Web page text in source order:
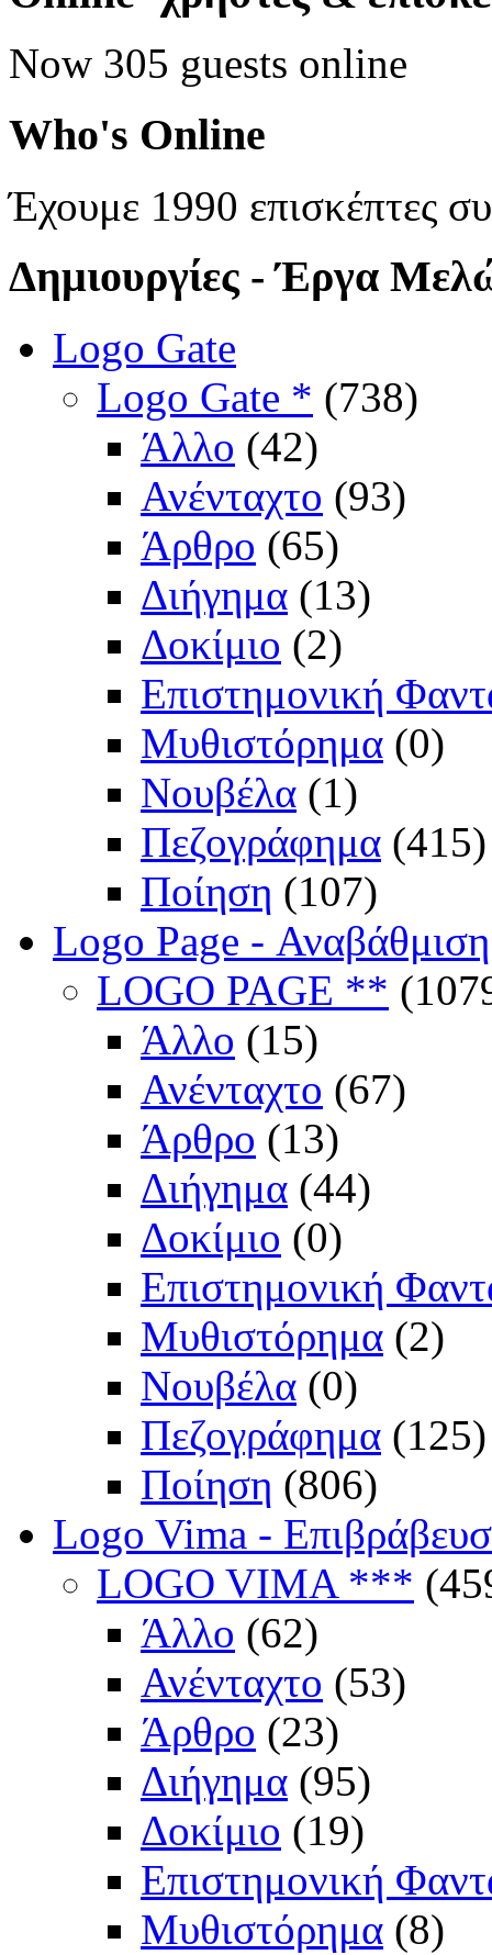
Now 305 guests online
Who's Online
Έχουμε 1990 επισκέπτες
Δημιουργίες - Έργα
Logo Gate
Logo Gate * (738)
Άλλο (42)
Ανένταχτο (93)
Άρθρο (65)
Διήγημα (13)
Δοκίμιο (2)
Επιστημονική
Μυθιστόρημα (0)
Νουβέλα (1)
Πεζογράφημα (415)
Ποίηση (107)
Logo Page -
LOGO PAGE **
Άλλο (15)
Ανένταχτο (67)
Άρθρο (13)
Διήγημα (44)
Δοκίμιο (0)
Επιστημονική
Μυθιστόρημα (2)
Νουβέλα (0)
Πεζογράφημα (125)
Ποίηση (806)
Logo Vima -
LOGO VIMA ***
Άλλο (62)
Ανένταχτο (53)
Άρθρο (23)
Διήγημα (95)
Δοκίμιο (19)
Επιστημονική
Μυθιστόρημα (8)